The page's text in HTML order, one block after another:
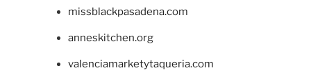
missblackpasadena.com
anneskitchen.org
valenciamarketytaqueria.com